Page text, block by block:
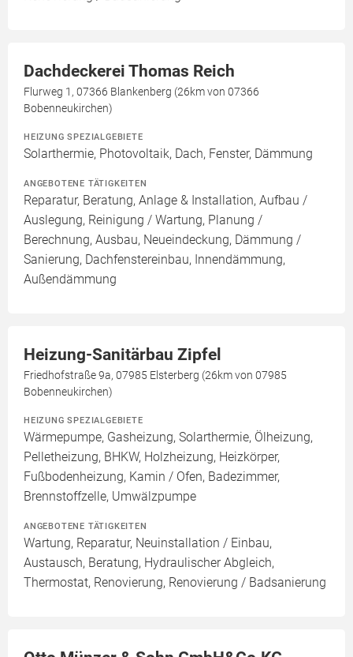
Dachdeckerei Thomas Reich
Flurweg 1, 07366 Blankenberg (26km von 07366
Bobenneukirchen)
HEIZUNG SPEZIALGEBIETE
Solarthermie, Photovoltaik, Dach, Fenster, Dämmung
ANGEBOTENE TÄTIGKEITEN
Reparatur, Beratung, Anlage & Installation, Aufbau /
Auslegung, Reinigung / Wartung, Planung /
Berechnung, Ausbau, Neueindeckung, Dämmung /
Sanierung, Dachfenstereinbau, Innendämmung,
Außendämmung
Heizung-Sanitärbau Zipfel
Friedhofstraße 9a, 07985 Elsterberg (26km von 07985
Bobenneukirchen)
HEIZUNG SPEZIALGEBIETE
Wärmepumpe, Gasheizung, Solarthermie, Ölheizung,
Pelletheizung, BHKW, Holzheizung, Heizkörper,
Fußbodenheizung, Kamin / Ofen, Badezimmer,
Brennstoffzelle, Umwälzpumpe
ANGEBOTENE TÄTIGKEITEN
Wartung, Reparatur, Neuinstallation / Einbau,
Austausch, Beratung, Hydraulischer Abgleich,
Thermostat, Renovierung, Renovierung / Badsanierung